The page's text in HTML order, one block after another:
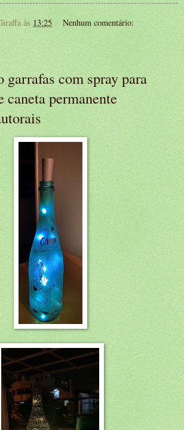
às 13:25 Nenhum comentário:
garrafas com spray para
caneta permanente